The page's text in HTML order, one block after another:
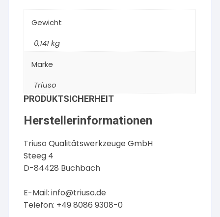
Gewicht
0,141 kg
Marke
Triuso
PRODUKTSICHERHEIT
Herstellerinformationen
Triuso Qualitätswerkzeuge GmbH
Steeg 4
D-84428 Buchbach
E-Mail:info@triuso.de
Telefon: +49 8086 9308-0